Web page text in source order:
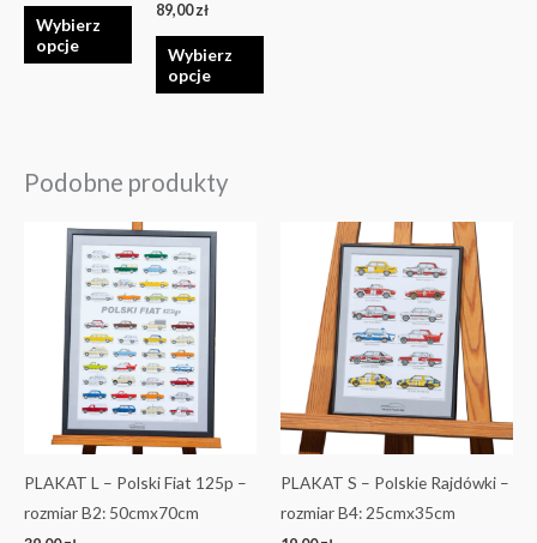
Wybierz
opcje
89,00zł
Wybierz
opcje
Podobne produkty
PLAKAT L – Polski Fiat 125p –
rozmiar B2: 50cmx70cm
PLAKAT S – Polskie Rajdówki –
rozmiar B4: 25cmx35cm